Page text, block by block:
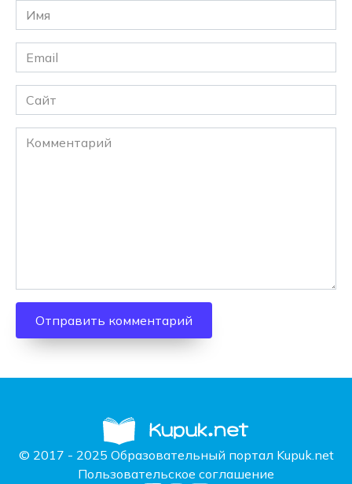
Имя
*
Email
*
Сайт
Комментарий
© 2017 - 2025 Образовательный портал Kupuk.net
Пользовательское соглашение